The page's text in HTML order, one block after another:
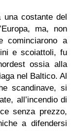
una costante del
ma, non
cominciarono a
e scoiattoli, fu
ossia alla
nel Baltico. Al
scandinave, si
all’incendio di
senza prezzo,
a difendersi